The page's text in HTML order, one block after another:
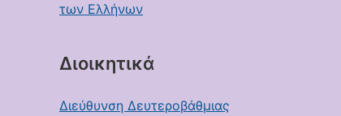
των Ελλήνων
Διοικητικά
Διεύθυνση Δευτεροβάθμιας